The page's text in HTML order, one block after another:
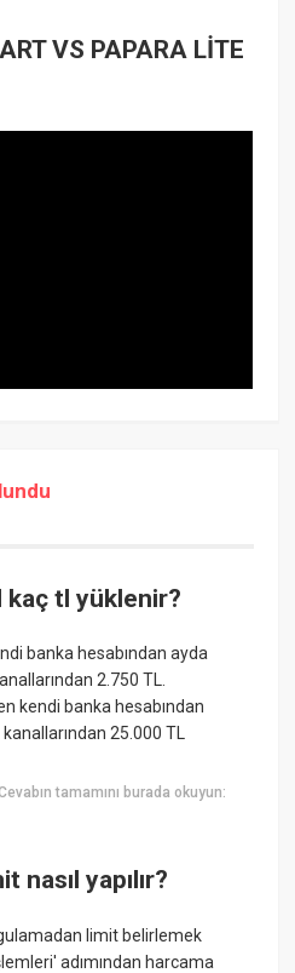
VS PAPARA LİTE
kaç tl yüklenir?
banka hesabından ayda
2.750 TL.
kendi banka hesabından
25.000 TL
tamamını burada okuyun:
nasıl yapılır?
limit belirlemek
adımından harcama